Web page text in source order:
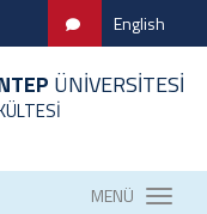
English
ÜNİVERSİTESİ
MENÜ